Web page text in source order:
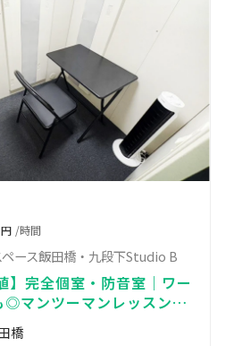
円 /時間
ース飯田橋・九段下Studio B
完全個室・防音室｜ワー
◎マンツーマンレッスン・
スタジオ[95]
橋